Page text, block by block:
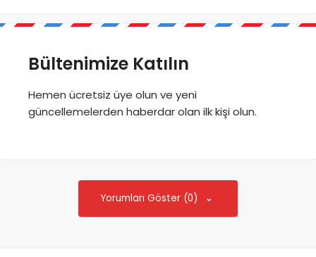
Bültenimize Katılın
Hemen ücretsiz üye olun ve yeni
güncellemelerden haberdar olan ilk kişi olun.
Yorumları Göster (0)